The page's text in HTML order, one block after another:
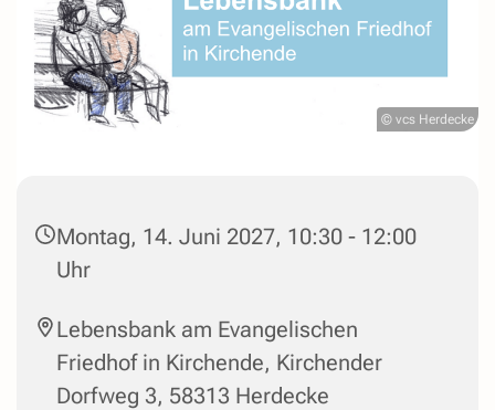
© vcs Herdecke
Montag, 14. Juni 2027, 10:30 - 12:00
Uhr
Lebensbank am Evangelischen
Friedhof in Kirchende, Kirchender
Dorfweg 3, 58313 Herdecke